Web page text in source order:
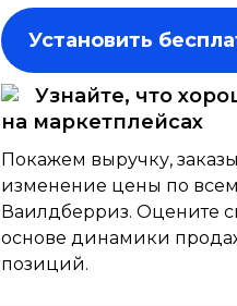
Установить
Узнайте, что
на маркетплейсах
Покажем выручку,
изменение цены по
Ваилдберриз. Оцените
основе динамики
позиций.